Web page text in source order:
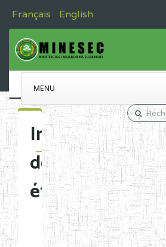
Français English
MENU
Immatriculation
des
établissements